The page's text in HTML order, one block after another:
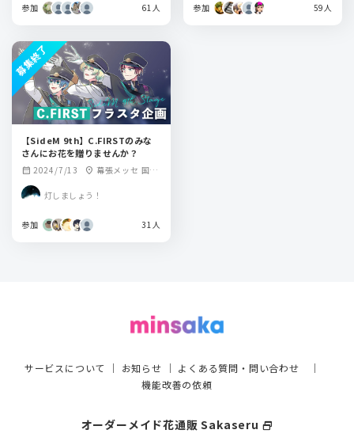
参加 61人 参加 59人
【SideM 9th】C.FIRSTのみな
さんにお花を贈りませんか？
calendar_month 2024/7/13 location_on 幕張メッセ 国際
灯しましょう！
参加 31人
募集終了
サービスについて ｜ お知らせ ｜ よくある質問・問い合わせ ｜
機能改善の依頼
オーダーメイド花通販 Sakaseru select_window